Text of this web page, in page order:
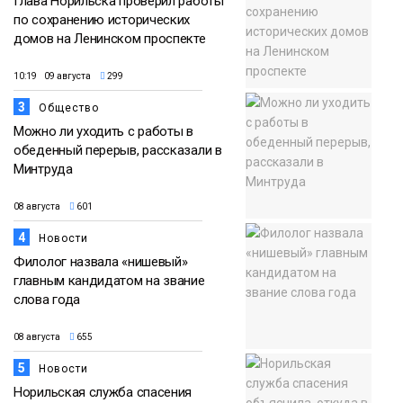
по сохранению исторических
домов на Ленинском проспекте
10:19 09 августа 299
3 Общество
Можно ли уходить с работы в
обеденный перерыв, рассказали в
Минтруда
08 августа 601
4 Новости
Филолог назвала «нишевый»
главным кандидатом на звание
слова года
08 августа 655
5 Новости
Норильская служба спасения